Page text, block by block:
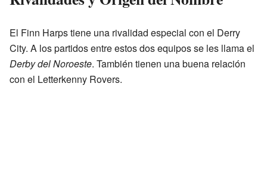
El Finn Harps tiene una rivalidad especial con el Derry
City. A los partidos entre estos dos equipos se les llama el
Derby del Noroeste. También tienen una buena relación
con el Letterkenny Rovers.